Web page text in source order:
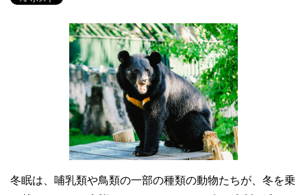
冬眠は、哺乳類や鳥類の一部の種類の動物たちが、冬を乗